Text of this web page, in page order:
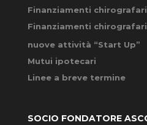
Finanziamenti
Finanziamenti
nuove attività “Start Up”
Mutui ipotecari
Linee a breve termine
SOCIO FONDATORE